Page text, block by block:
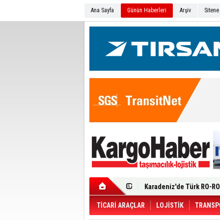
Ana Sayfa Günün Haberleri Arşiv
Ege Bölgesi'nin ilk
Durumu Ağır
Turhan Özen Saudia
Turkish Cargo’dan
Renault Trucks T 480
TİCARİ ARAÇLAR LOJİSTİK